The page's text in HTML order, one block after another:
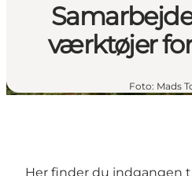
værktøjer
Foto: Mads
Her finder du indgangen